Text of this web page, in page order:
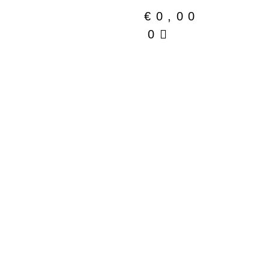
€ 0,00
0